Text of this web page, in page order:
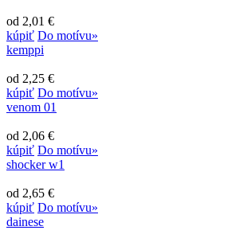
od 2,01 €
kúpiť Do motívu»
kemppi
od 2,25 €
kúpiť Do motívu»
venom 01
od 2,06 €
kúpiť Do motívu»
shocker w1
od 2,65 €
kúpiť Do motívu»
dainese